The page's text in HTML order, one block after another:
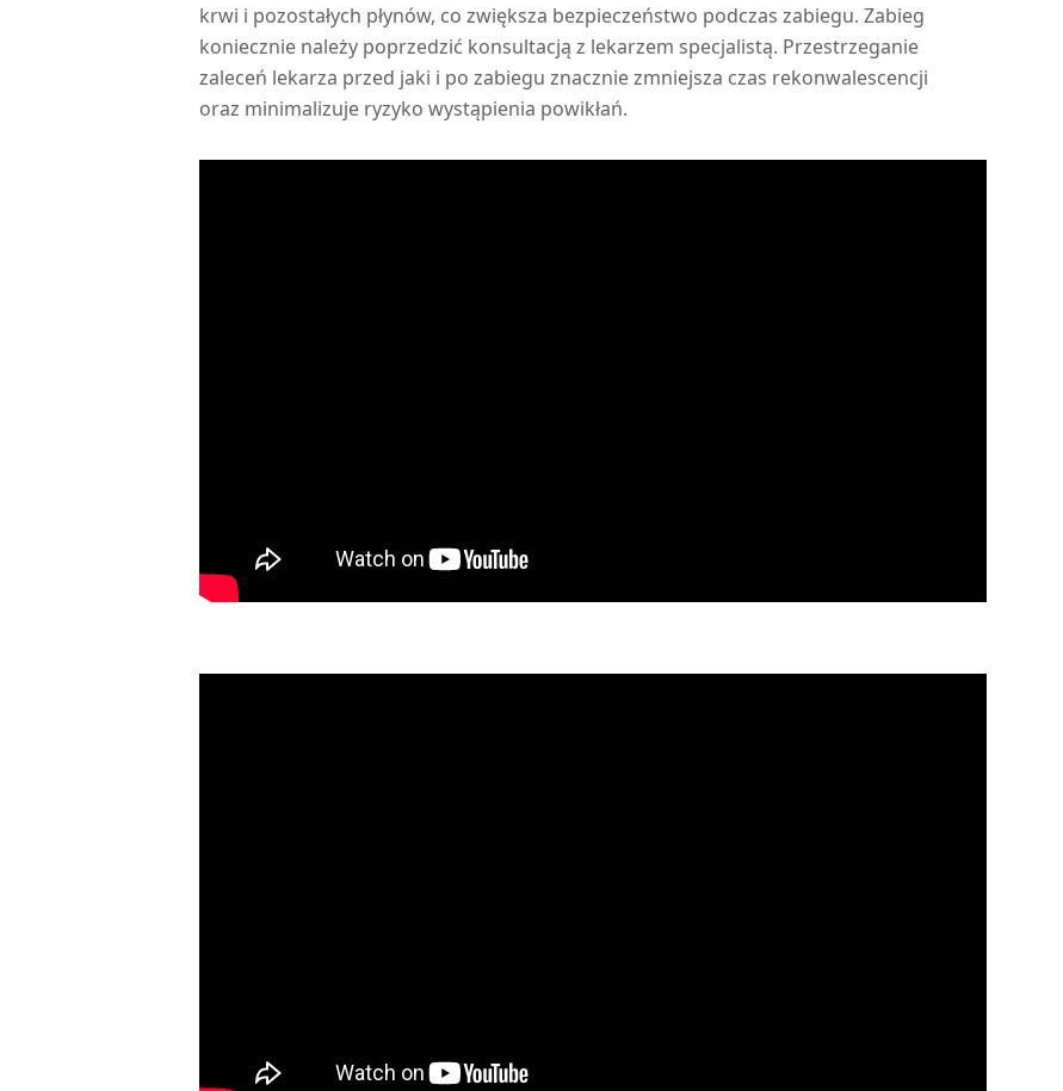
krwi i pozostałych płynów, co zwiększa bezpieczeństwo podczas zabiegu. Zabieg
koniecznie należy poprzedzić konsultacją z lekarzem specjalistą. Przestrzeganie
zaleceń lekarza przed jaki i po zabiegu znacznie zmniejsza czas rekonwalescencji
oraz minimalizuje ryzyko wystąpienia powikłań.